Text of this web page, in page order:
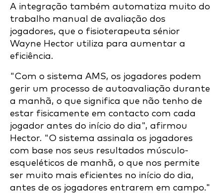
A integração também automatiza muito do
trabalho manual de avaliação dos
jogadores, que o fisioterapeuta sénior
Wayne Hector utiliza para aumentar a
eficiência.
"Com o sistema AMS, os jogadores podem
gerir um processo de autoavaliação durante
a manhã, o que significa que não tenho de
estar fisicamente em contacto com cada
jogador antes do início do dia", afirmou
Hector. "O sistema assinala os jogadores
com base nos seus resultados músculo-
esqueléticos de manhã, o que nos permite
ser muito mais eficientes no início do dia,
antes de os jogadores entrarem em campo."